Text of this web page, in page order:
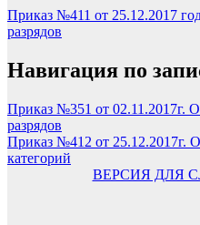
Приказ №411 от 25.12.2017
разрядов
Навигация по
Приказ №351 от 02.11.2017г.
разрядов
Приказ №412 от 25.12.2017г.
категорий
ВЕРСИЯ ДЛЯ